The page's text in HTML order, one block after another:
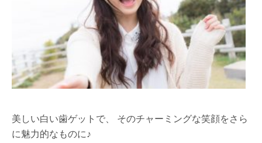
美しい白い歯ゲットで、 そのチャーミングな笑顔をさら
に魅力的なものに♪